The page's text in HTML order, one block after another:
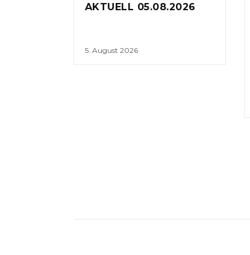
AKTUELL 05.08.2026
5. August 2026